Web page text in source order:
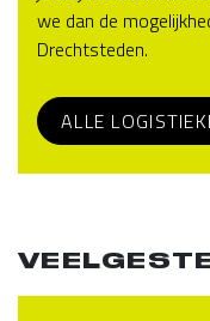
we dan de
Drechtsteden.
ALLE